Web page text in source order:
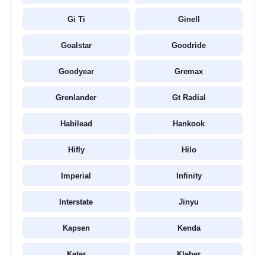
Gi Ti Ginell
Goalstar Goodride
Goodyear Gremax
Grenlander Gt Radial
Habilead Hankook
Hifly Hilo
Imperial Infinity
Interstate Jinyu
Kapsen Kenda